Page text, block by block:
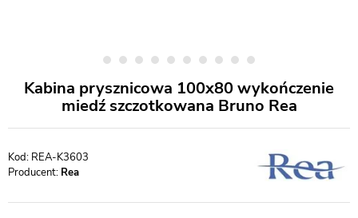
Kabina prysznicowa 100x80 wykończenie
miedź szczotkowana Bruno Rea
REA-K3603
Producent: Rea